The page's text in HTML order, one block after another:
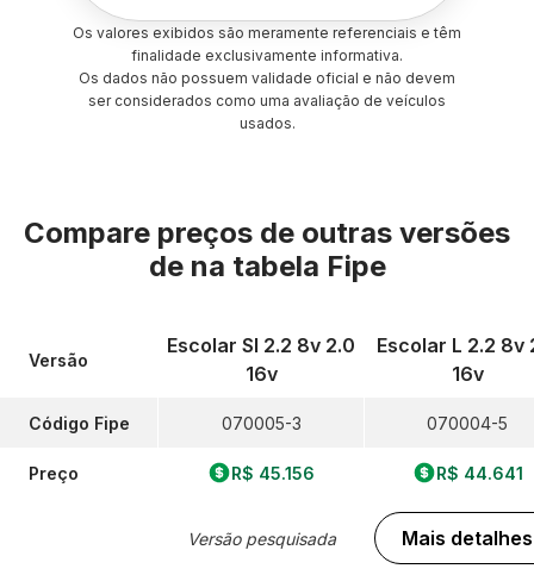
Os valores exibidos são meramente referenciais e têm
finalidade exclusivamente informativa.
Os dados não possuem validade oficial e não devem
ser considerados como uma avaliação de veículos
usados.
Compare preços de outras versões
de na tabela Fipe
Versão
Código Fipe
Preço
Escolar Sl 2.2 8v 2.0
16v
070005-3
R$ 45.156
Versão pesquisada
Escolar L 2.2 8v
16v
070004-5
R$ 44.641
Mais detalhes